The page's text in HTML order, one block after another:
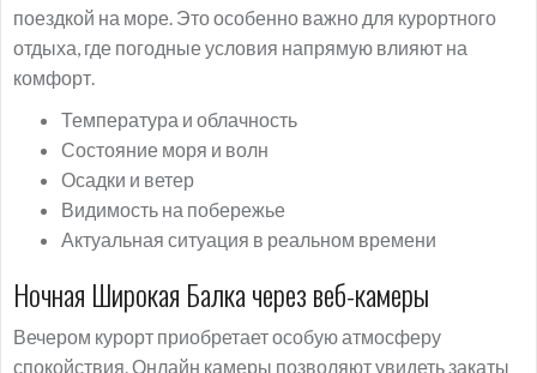
поездкой на море. Это особенно важно для курортного
отдыха, где погодные условия напрямую влияют на
комфорт.
Температура и облачность
Состояние моря и волн
Осадки и ветер
Видимость на побережье
Актуальная ситуация в реальном времени
Ночная Широкая Балка через веб-камеры
Вечером курорт приобретает особую атмосферу
спокойствия. Онлайн камеры позволяют увидеть закаты